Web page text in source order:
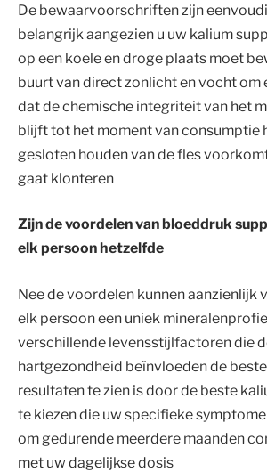
De bewaarvoorschriften zijn
belangrijk aangezien u uw kalium
op een koele en droge plaats moet
buurt van direct zonlicht en vocht om
dat de chemische integriteit van het
blijft tot het moment van consumptie
gesloten houden van de fles
gaat klonteren
Zijn de voordelen van bloeddruk
elk persoon hetzelfde
Nee de voordelen kunnen aanzienlijk
elk persoon een uniek
verschillende levensstijlfactoren die
hartgezondheid beïnvloeden de
resultaten te zien is door de beste
te kiezen die uw specifieke
om gedurende meerdere maanden
met uw dagelijkse dosis